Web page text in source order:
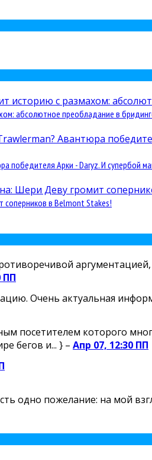
абсолютное преобладание в
победителя Арки - Daryz. И супербой
соперников в Belmont Stakes!
ПП
Очень актуальная
посетителем которого
бегов и... } – Апр 07, 12:30 ПП
одно пожелание: на мой